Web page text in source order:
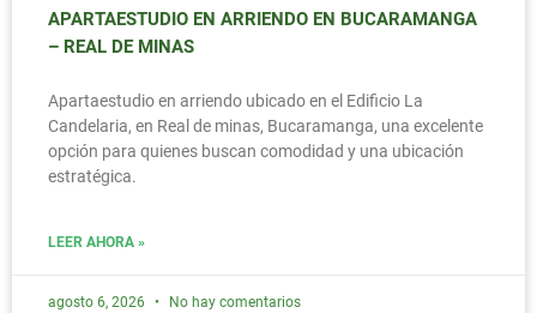
APARTAESTUDIO EN ARRIENDO EN BUCARAMANGA
– REAL DE MINAS
Apartaestudio en arriendo ubicado en el Edificio La
Candelaria, en Real de minas, Bucaramanga, una excelente
opción para quienes buscan comodidad y una ubicación
estratégica.
LEER AHORA »
agosto 6, 2026 No hay comentarios